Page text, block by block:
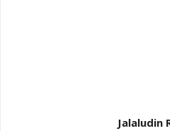
Jalaludin